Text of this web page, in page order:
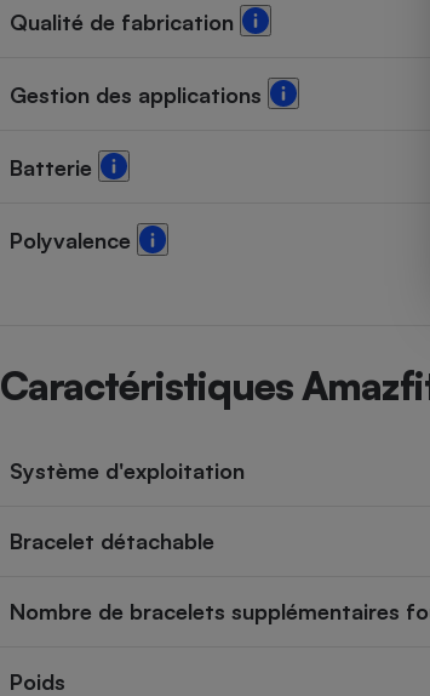
Qualité de fabrication
Gestion des applications
Batterie
Polyvalence
Caractéristiques
Système d'exploitation
Bracelet détachable
Nombre de bracelets supplémentaires
Poids